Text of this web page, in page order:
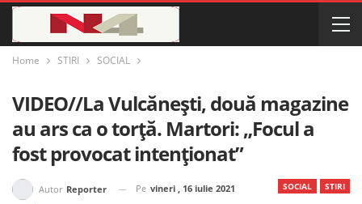
Home STIRI SOCIAL
VIDEO//La Vulcănești, două magazine
au ars ca o torță. Martori: „Focul a
fost provocat intenționat”
SOCIAL STIRI
Autor Reporter Pe vineri , 16 iulie 2021